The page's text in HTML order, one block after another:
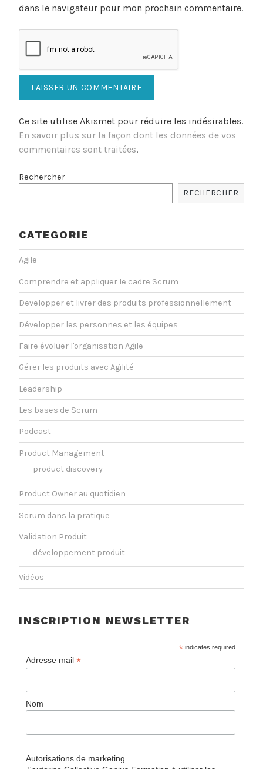
dans le navigateur pour mon prochain commentaire.
Ce site utilise Akismet pour réduire les indésirables.
En savoir plus sur la façon dont les données de vos
commentaires sont traitées.
Rechercher
RECHERCHER
CATEGORIE
Agile
Comprendre et appliquer le cadre Scrum
Developper et livrer des produits professionnellement
Développer les personnes et les équipes
Faire évoluer l'organisation Agile
Gérer les produits avec Agilité
Leadership
Les bases de Scrum
Podcast
Product Management
product discovery
Product Owner au quotidien
Scrum dans la pratique
Validation Produit
développement produit
Vidéos
INSCRIPTION NEWSLETTER
* indicates required
Adresse mail *
Nom
Autorisations de marketing